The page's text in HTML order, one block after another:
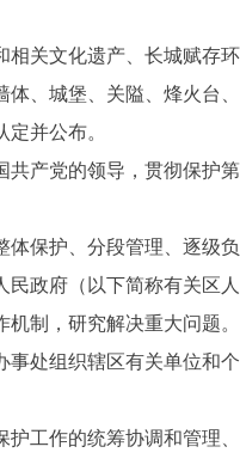
相关文化遗产、长城赋存
、城堡、关隘、烽火台
并公布。
产党的领导，贯彻保护
体保护、分段管理、逐级
府（以下简称有关区人
制，研究解决重大问题。
组织辖区有关单位和个
护工作的统筹协调和管理